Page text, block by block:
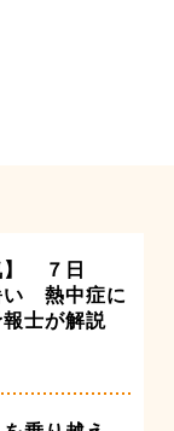
】 ７日
い 熱中症に
士が解説